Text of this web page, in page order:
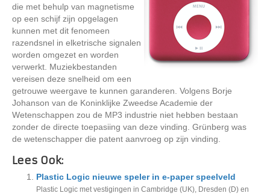
die met behulp van magnetisme
op een schijf zijn opgelagen
kunnen met dit fenomeen
razendsnel in elketrische signalen
worden omgezet en worden
verwerkt. Muziekbestanden
vereisen deze snelheid om een
getrouwe weergave te kunnen garanderen. Volgens Borje
Johanson van de Koninklijke Zweedse Academie der
Wetenschappen zou de MP3 industrie niet hebben bestaan
zonder de directe toepasiing van deze vinding. Grünberg was
de wetenschapper die patent aanvroeg op zijn vinding.
Lees Ook:
Plastic Logic nieuwe speler in e-paper speelveld
Plastic Logic met vestigingen in Cambridge (UK), Dresden (D) en